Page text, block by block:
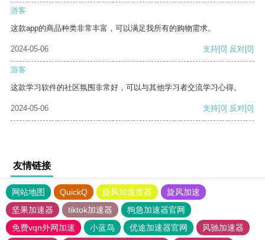
游客
这款app的商品种类非常丰富，可以满足我所有的购物需求。
2024-05-06 支持[0] 反对[0]
游客
这款学习软件的社区氛围非常好，可以与其他学习者交流学习心得。
2024-05-06 支持[0] 反对[0]
友情链接
网站地图 QuickQ 旋风加速度器
旋风加速
坚果加速器
tiktok加速器
狗急加速器官网
免费vqn外网加速
小蓝鸟 优途加速器官网
风驰加速器